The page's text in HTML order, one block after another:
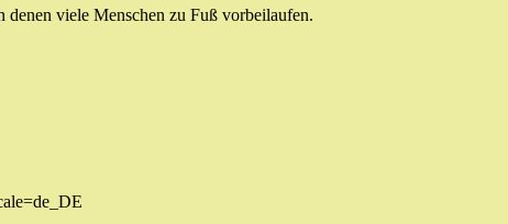
viele Menschen zu Fuß vorbeilaufen.